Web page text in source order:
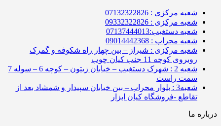
شعبه مرکزی : 07132322826
شعبه مرکزی : 09332322826
شعبه دستغیب:07137444013
شعبه محراب : 09014442368
شعبه مرکزی : شیراز – بین چهار راه شکوفه و گمرک
روبروی کوچه 11 جنب کیان چوب
شعبه 2 : شهرک دستغیب – خیابان زیتون – کوچه 6 – سوله 7
سمت راست
شعبه3 : بلوار محراب – بین خیابان سپیدار و شمشاد بعد از
تقاطع -فروشگاه کیان ابزار
درباره ما